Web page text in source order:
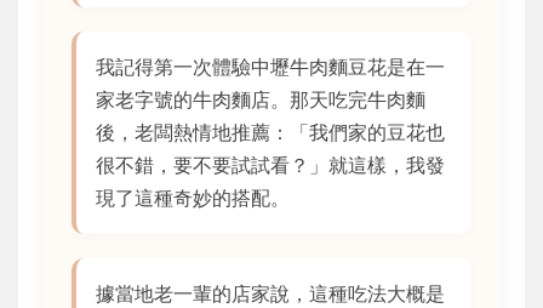
我記得第一次體驗中壢牛肉麵豆花是在一
家老字號的牛肉麵店。那天吃完牛肉麵
後，老闆熱情地推薦：「我們家的豆花也
很不錯，要不要試試看？」就這樣，我發
現了這種奇妙的搭配。
據當地老一輩的店家說，這種吃法大概是